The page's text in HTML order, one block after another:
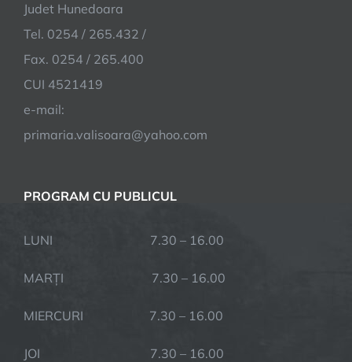
Judet Hunedoara
Tel. 0254 / 265.432 /
Fax. 0254 / 265.400
CUI 4521419
e-mail:
primaria.valisoara@yahoo.com
PROGRAM CU PUBLICUL
LUNI 7.30 – 16.00
MARȚI 7.30 – 16.00
MIERCURI 7.30 – 16.00
JOI 7.30 – 16.00